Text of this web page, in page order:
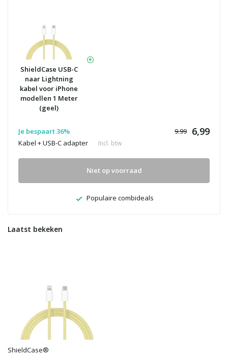
ShieldCase USB-C
naar Lightning
kabel voor iPhone
modellen 1 Meter
(geel)
Je bespaart 36% 9.99 6,99
Kabel + USB-C adapter Incl. btw
Niet op voorraad
Populaire combideals
Laatst bekeken
ShieldCase®